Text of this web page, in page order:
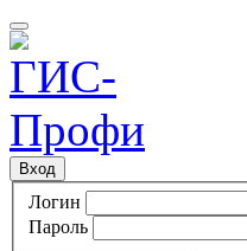
Вход
Логин
Пароль